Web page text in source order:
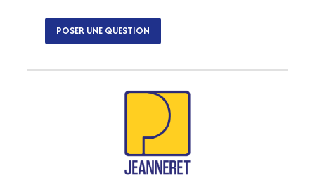
POSER UNE QUESTION